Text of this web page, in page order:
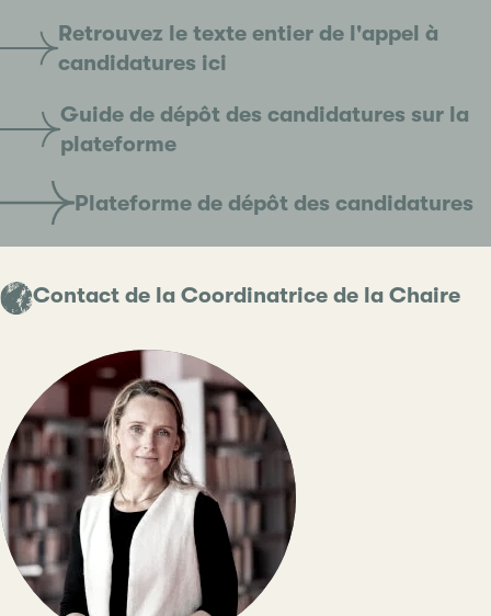
Retrouvez le texte entier de l'appel à
candidatures ici
Guide de dépôt des candidatures sur la
plateforme
Plateforme de dépôt des candidatures
Contact de la Coordinatrice de la Chaire